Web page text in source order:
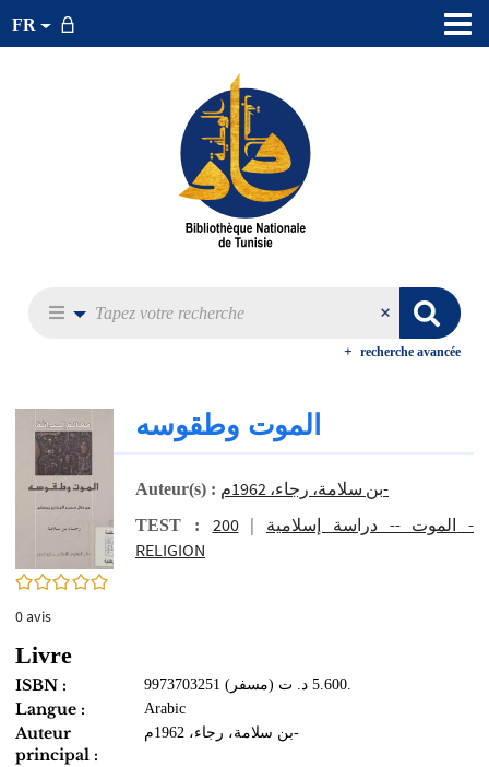
FR
recherche avancée
0/5
0avis
الموت وطقوسه
Auteur(s) : بن سلامة، رجاء، 1962م-
TEST : الموت -- دراسة إسلامية |
200 -
RELIGION
Livre
ISBN :
Langue : Arabic
Auteur
principal :
بن سلامة، رجاء، 1962م-